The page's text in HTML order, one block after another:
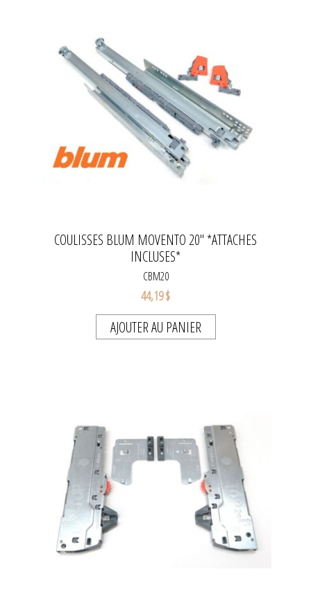
COULISSES BLUM MOVENTO 20'' *ATTACHES
INCLUSES*
CBM20
44,19 $
AJOUTER AU PANIER